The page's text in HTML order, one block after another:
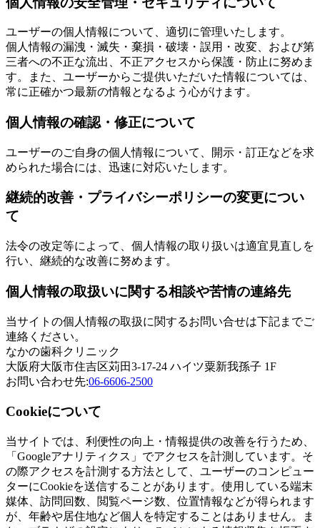
ユーザーの個人情報について、適切に管理いたします。
個人情報の漏洩・滅失・棄損・破壊・誤用・改変、および第
三者への不正な流出、不正アクセスから保護・防止に努めま
す。また、ユーザーからご提供いただいた情報については、
常に正確かつ最新の情報となるよう心がけます。
個人情報の確認・修正について
ユーザーのご自身の個人情報について、開示・訂正などを求
められた場合には、迅速に対応いたします。
継続的改善・プライバシーポリシーの変更につい
て
法令の改定等によって、個人情報の取り扱いは適宜見直しを
行い、継続的な改善に努めます。
個人情報の取扱いに関する相談や苦情の連絡先
当サイトの個人情報の取扱に関するお問い合せは下記までご
連絡ください。
なかの歯科クリニック
大阪府大阪市住吉区苅田3-17-24 ハイツ粟新我孫子 1F
お問い合わせ先:06-6606-2500
Cookieについて
当サイトでは、利便性の向上・情報提供の改善を行うため、
「Googleアナリティクス」でアクセスを計測しています。そ
の際アクセスを計測する方法として、ユーザーのコンピュー
ターにCookieを送信することがあります。使用している端末
媒体、訪問回数、閲覧ページ数、位置情報などが得られます
が、年齢や居住地など個人を特定することはありません。ま